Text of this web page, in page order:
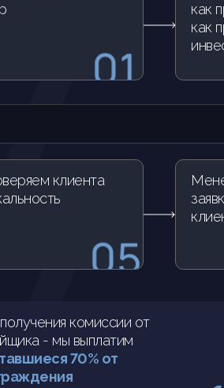
как
как
клиента
комиссии от
- мы выплатим
70% от